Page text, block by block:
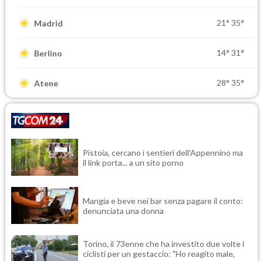
Madrid 21° 35°
Berlino 14° 31°
Atene 28° 35°
Pistoia, cercano i sentieri dell'Appennino ma
il link porta... a un sito porno
Mangia e beve nei bar senza pagare il conto:
denunciata una donna
Torino, il 73enne che ha investito due volte i
ciclisti per un gestaccio: "Ho reagito male,